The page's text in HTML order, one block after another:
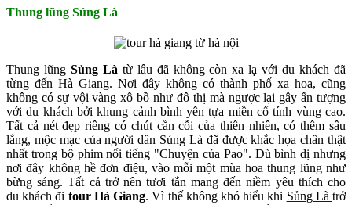
Thung lũng Sủng Là
Thung lũng Sủng Là từ lâu đã không còn xa lạ với du khách đã
từng đến Hà Giang. Nơi đây không có thành phố xa hoa, cũng
không có sự vội vàng xô bồ như đô thị mà ngược lại gây ấn tượng
với du khách bởi khung cảnh bình yên tựa miền cổ tính vùng cao.
Tất cả nét đẹp riêng có chút cằn cỗi của thiên nhiên, có thêm sâu
lắng, mộc mạc của người dân Sủng Là đã được khắc họa chân thật
nhất trong bộ phim nổi tiếng "Chuyện của Pao". Dù bình dị nhưng
nơi đây không hề đơn điệu, vào mỗi một mùa hoa thung lũng như
bừng sáng. Tất cả trở nên tươi tắn mang đến niềm yêu thích cho
du khách đi tour Hà Giang. Vì thế không khó hiểu khi Sủng Làtrở